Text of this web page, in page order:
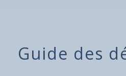
Guide des